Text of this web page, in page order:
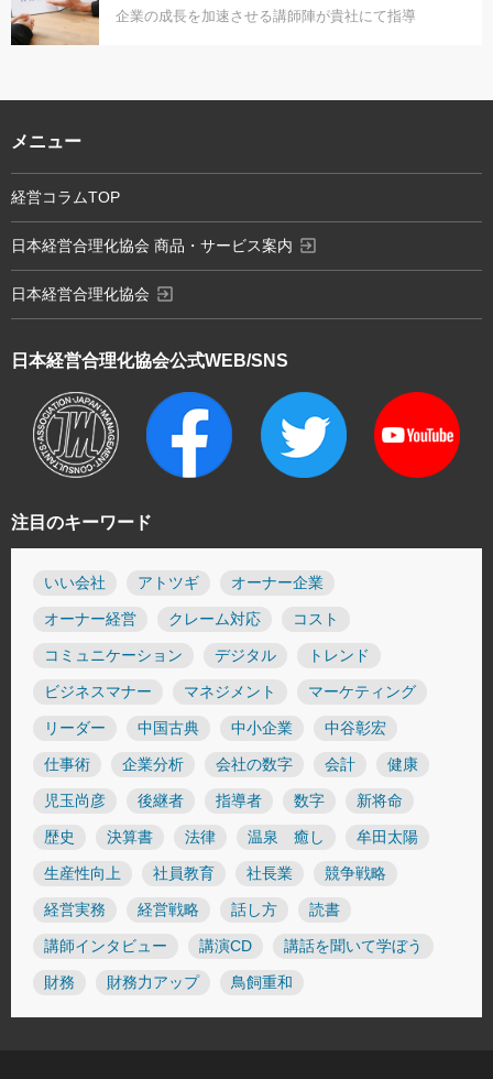
企業の成長を加速させる講師陣が貴社にて指導
注目のキーワード
いい会社 アトツギ オーナー企業
オーナー経営 クレーム対応 コスト
コミュニケーション デジタル トレンド
ビジネスマナー マネジメント マーケティング
リーダー 中国古典 中小企業 中谷彰宏
仕事術 企業分析 会社の数字 会計 健康
児玉尚彦 後継者 指導者 数字 新将命
歴史 決算書 法律 温泉 癒し 牟田太陽
生産性向上 社員教育 社長業 競争戦略
経営実務 経営戦略 話し方 読書
講師インタビュー 講演CD 講話を聞いて学ぼう
財務 財務力アップ 鳥飼重和
日本経営合理化協会公式WEB/SNS
メニュー
経営コラムTOP
日本経営合理化協会 商品・サービス案内 exit_to_app
日本経営合理化協会 exit_to_app